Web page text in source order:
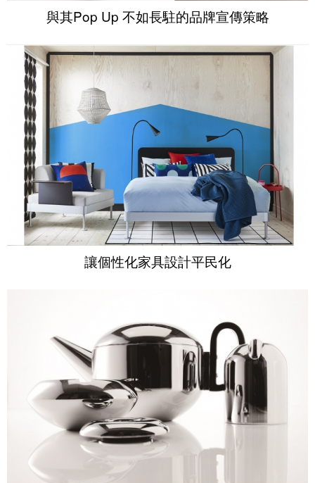
與其Pop Up 不如長駐的品牌宣傳策略
讓個性化家具設計平民化